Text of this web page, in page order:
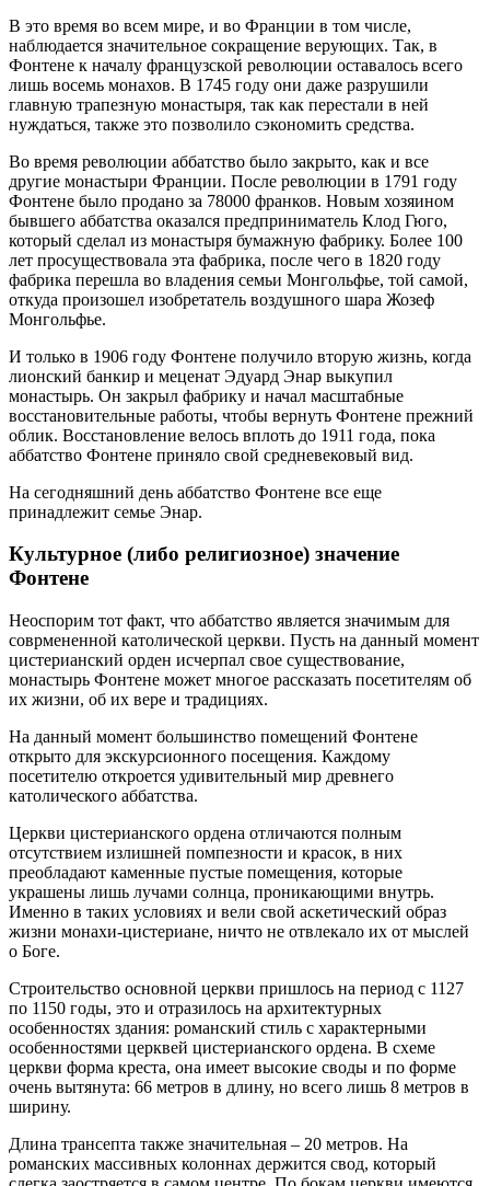
В это время во всем мире, и во Франции в том числе,
наблюдается значительное сокращение верующих. Так, в
Фонтене к началу французской революции оставалось всего
лишь восемь монахов. В 1745 году они даже разрушили
главную трапезную монастыря, так как перестали в ней
нуждаться, также это позволило сэкономить средства.
Во время революции аббатство было закрыто, как и все
другие монастыри Франции. После революции в 1791 году
Фонтене было продано за 78000 франков. Новым хозяином
бывшего аббатства оказался предприниматель Клод Гюго,
который сделал из монастыря бумажную фабрику. Более 100
лет просуществовала эта фабрика, после чего в 1820 году
фабрика перешла во владения семьи Монгольфье, той самой,
откуда произошел изобретатель воздушного шара Жозеф
Монгольфье.
И только в 1906 году Фонтене получило вторую жизнь, когда
лионский банкир и меценат Эдуард Энар выкупил
монастырь. Он закрыл фабрику и начал масштабные
восстановительные работы, чтобы вернуть Фонтене прежний
облик. Восстановление велось вплоть до 1911 года, пока
аббатство Фонтене приняло свой средневековый вид.
На сегодняшний день аббатство Фонтене все еще
принадлежит семье Энар.
Культурное (либо религиозное) значение
Фонтене
Неоспорим тот факт, что аббатство является значимым для
соврмененной католической церкви. Пусть на данный момент
цистерианский орден исчерпал свое существование,
монастырь Фонтене может многое рассказать посетителям об
их жизни, об их вере и традициях.
На данный момент большинство помещений Фонтене
открыто для экскурсионного посещения. Каждому
посетителю откроется удивительный мир древнего
католического аббатства.
Церкви цистерианского ордена отличаются полным
отсутствием излишней помпезности и красок, в них
преобладают каменные пустые помещения, которые
украшены лишь лучами солнца, проникающими внутрь.
Именно в таких условиях и вели свой аскетический образ
жизни монахи-цистериане, ничто не отвлекало их от мыслей
о Боге.
Строительство основной церкви пришлось на период с 1127
по 1150 годы, это и отразилось на архитектурных
особенностях здания: романский стиль с характерными
особенностями церквей цистерианского ордена. В схеме
церкви форма креста, она имеет высокие своды и по форме
очень вытянута: 66 метров в длину, но всего лишь 8 метров в
ширину.
Длина трансепта также значительная – 20 метров. На
романских массивных колоннах держится свод, который